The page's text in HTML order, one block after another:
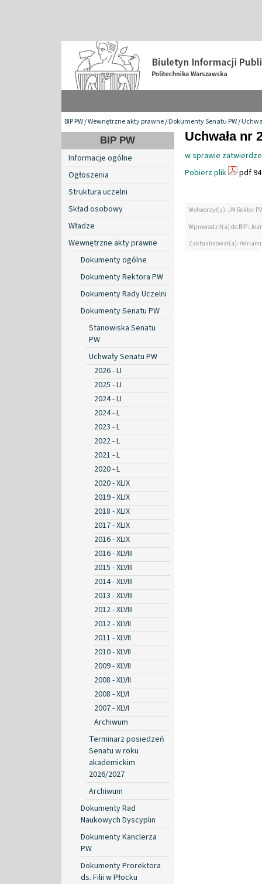
BIP PW/Wewnętrzne akty prawne/Dokumenty Senatu PW/
BIP PW
Informacje ogólne
Ogłoszenia
Struktura uczelni
Skład osobowy
Władze
Wewnętrzne akty prawne
Dokumenty ogólne
Dokumenty Rektora PW
Dokumenty Rady Uczelni
Dokumenty Senatu PW
Stanowiska Senatu
PW
Uchwały Senatu PW
2026 - LI
2025 - LI
2024 - LI
2024 - L
2023 - L
2022 - L
2021 - L
2020 - L
2020 - XLIX
2019 - XLIX
2018 - XLIX
2017 - XLIX
2016 - XLIX
2016 - XLVIII
2015 - XLVIII
2014 - XLVIII
2013 - XLVIII
2012 - XLVIII
2012 - XLVII
2011 - XLVII
2010 - XLVII
2009 - XLVII
2008 - XLVII
2008 - XLVI
2007 - XLVI
Archiwum
Terminarz posiedzeń
Senatu w roku
akademickim
2026/2027
Archiwum
Dokumenty Rad
Naukowych Dyscyplin
Dokumenty Kanclerza
PW
Dokumenty Prorektora
ds. Filii w Płocku
Uchwała nr
w sprawie
Pobierz plik
pdf
Wytworzył(a): JM Rektor
Wprowadził(a) do BIP:
Zaktualizował(a):